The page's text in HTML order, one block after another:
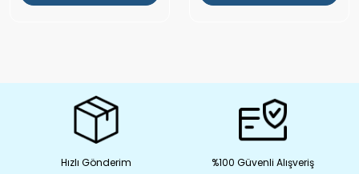
Hızlı Gönderim
%100 Güvenli Alışveriş